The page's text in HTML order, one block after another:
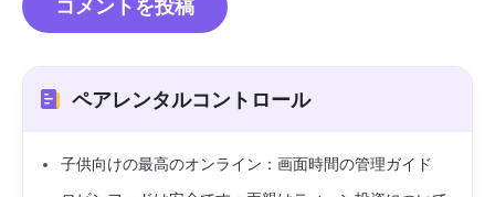
ペアレンタルコントロール
子供向けの最高のオンライン：画面時間の管理ガイド